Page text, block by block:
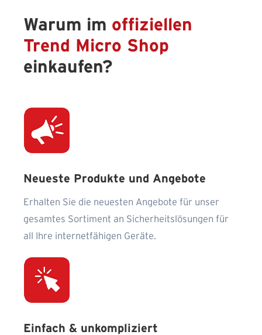
Warum im offiziellen
Trend Micro Shop
einkaufen?
Neueste Produkte und Angebote
Erhalten Sie die neuesten Angebote für unser
gesamtes Sortiment an Sicherheitslösungen für
all Ihre internetfähigen Geräte.
Einfach & unkompliziert